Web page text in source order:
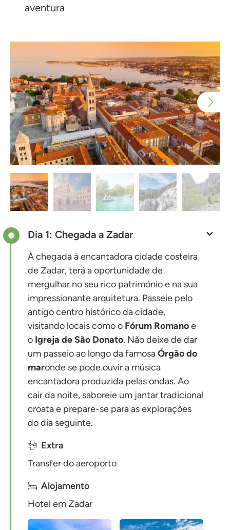
aventura
Dia 1: Chegada a Zadar
À chegada à encantadora cidade costeira
de Zadar, terá a oportunidade de
mergulhar no seu rico património e na sua
impressionante arquitetura. Passeie pelo
antigo centro histórico da cidade,
visitando locais como o Fórum Romanoe
o Igreja de São Donato. Não deixe de dar
um passeio ao longo da famosaÓrgão do
maronde se pode ouvir a música
encantadora produzida pelas ondas. Ao
cair da noite, saboreie um jantar tradicional
croata e prepare-se para as explorações
do dia seguinte.
Extra
Transfer do aeroporto
Alojamento
Hotel em Zadar